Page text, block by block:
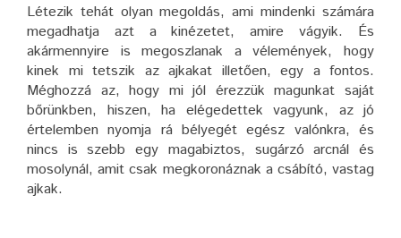
Létezik tehát olyan megoldás, ami mindenki számára
megadhatja azt a kinézetet, amire vágyik. És
akármennyire is megoszlanak a vélemények, hogy
kinek mi tetszik az ajkakat illetően, egy a fontos.
Méghozzá az, hogy mi jól érezzük magunkat saját
bőrünkben, hiszen, ha elégedettek vagyunk, az jó
értelemben nyomja rá bélyegét egész valónkra, és
nincs is szebb egy magabiztos, sugárzó arcnál és
mosolynál, amit csak megkoronáznak a csábító, vastag
ajkak.